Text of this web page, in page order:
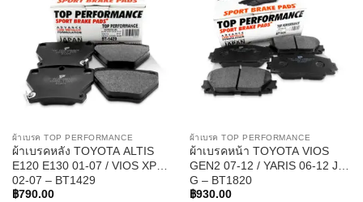
ผ้าเบรค TOP PERFORMANCE
ผ้าเบรคหลัง TOYOTA ALTIS
E120 E130 01-07 / VIOS XP40
02-07 – BT1429
฿790.00
ผ้าเบรค TOP PERFORMANCE
ผ้าเบรคหน้า TOYOTA VIOS
GEN2 07-12 / YARIS 06-12 J E
G – BT1820
฿930.00